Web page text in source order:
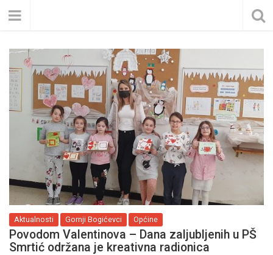
Aktualnosti Gornji Bogićevci Općine
Povodom Valentinova – Dana zaljubljenih u PŠ
Smrtić održana je kreativna radionica